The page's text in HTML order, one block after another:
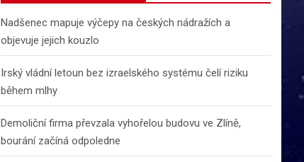
Nadšenec mapuje výčepy na českých nádražích a
objevuje jejich kouzlo
Irský vládní letoun bez izraelského systému čelí riziku
během mlhy
Demoliční firma převzala vyhořelou budovu ve Zlíně,
bourání začíná odpoledne